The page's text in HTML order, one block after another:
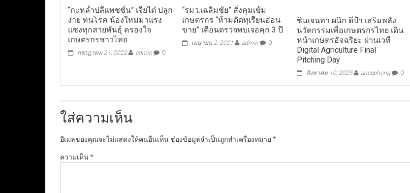
“กะหล่ำปลีแพชชั่น” เจียไต๋ ปลูก
ง่าย ทนโรค น้องใหม่มาแรง
แซงทุกสายพันธุ์ ครองใจ
เกษตรกรชาวไทย
กรกฎาคม 21, 2022 admin 0
“รมว.เฉลิมชัย” สั่งคุมเข้ม
เกษตรกร “ห้ามตัดทุเรียนอ่อน
ขาย” เตือนตรวจพบเจอคุก 3 ปี
เมษายน 2, 2021 admin 0
ซินเจนทา ผนึก ดีป้า เสริมพลัง
นวัตกรรมเพื่อเกษตรกรไทย เดิน
หน้าเกษตรอัจฉริยะ ผ่านเวที
Digital Agriculture Final
Pitching Day
สิงหาคม 10, 2025 aneaphong 0
ใส่ความเห็น
อีเมลของคุณจะไม่แสดงให้คนอื่นเห็น ช่องข้อมูลจำเป็นถูกทำเครื่องหมาย *
ความเห็น*